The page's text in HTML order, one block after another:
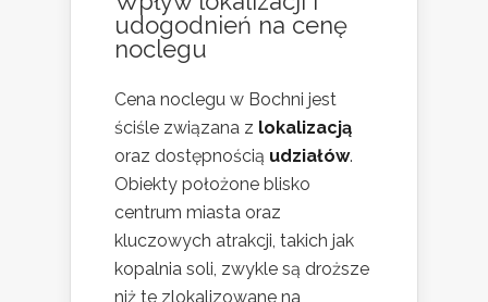
udogodnień na cenę
noclegu
Cena noclegu w Bochni jest
ściśle związana z lokalizacją
oraz dostępnością udziałów.
Obiekty położone blisko
centrum miasta oraz
kluczowych atrakcji, takich jak
kopalnia soli, zwykle są droższe
niż te zlokalizowane na